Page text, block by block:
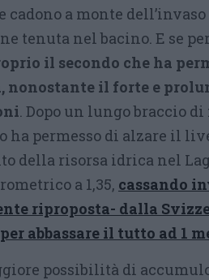
cadono a monte
tenuta nel bacino. E se
il secondo che ha
nonostante il forte e
. Dopo un lungo braccio
ha permesso di alzare il
della risorsa idrica nel
a 1,35, cassando
riproposta- dalla
abbassare il tutto ad 1
possibilità di